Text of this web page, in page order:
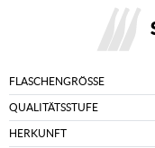
FLASCHENGRÖSSE
QUALITÄTSSTUFE
HERKUNFT